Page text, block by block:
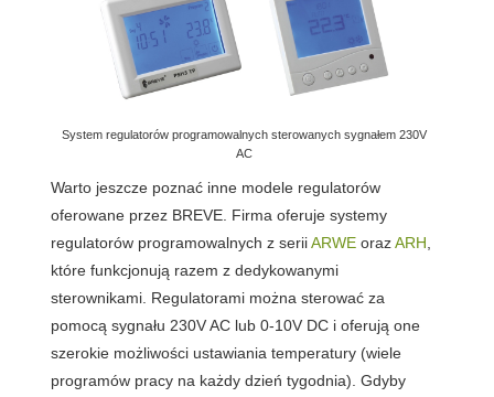
System regulatorów programowalnych sterowanych sygnałem 230V
AC
Warto jeszcze poznać inne modele regulatorów
oferowane przez BREVE. Firma oferuje systemy
regulatorów programowalnych z seriiARWEorazARH
które funkcjonują razem z dedykowanymi
sterownikami. Regulatorami można sterować za
pomocą sygnału 230V AC lub 0-10V DC i oferują one
szerokie możliwości ustawiania temperatury (wiele
programów pracy na każdy dzień tygodnia). Gdyby